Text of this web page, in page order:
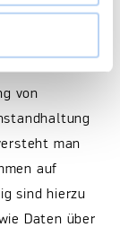
von
man
auf
sind hierzu
Daten über